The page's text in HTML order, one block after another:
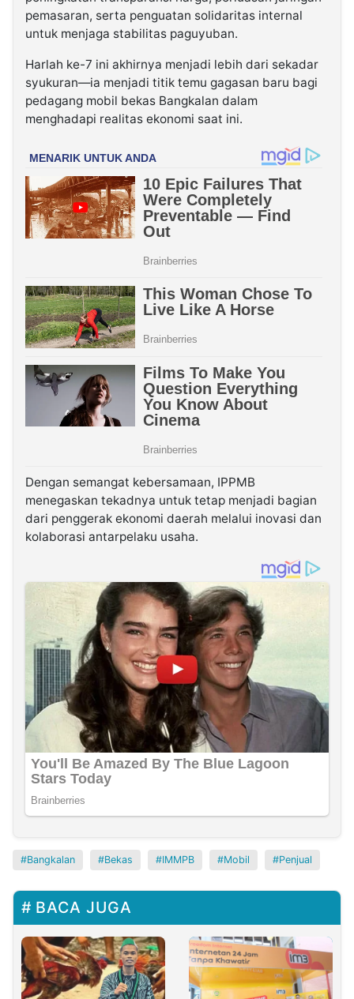
pemasaran, serta penguatan solidaritas internal
untuk menjaga stabilitas paguyuban.
Harlah ke-7 ini akhirnya menjadi lebih dari sekadar
syukuran—ia menjadi titik temu gagasan baru bagi
pedagang mobil bekas Bangkalan dalam
menghadapi realitas ekonomi saat ini.
Dengan semangat kebersamaan, IPPMB
menegaskan tekadnya untuk tetap menjadi bagian
dari penggerak ekonomi daerah melalui inovasi dan
kolaborasi antarpelaku usaha.
Bangkalan Bekas IMMPB Mobil Penjual
BACA JUGA